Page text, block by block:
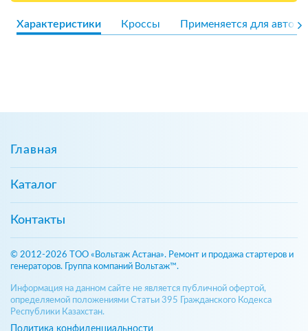
Характеристики Кроссы Применяется для авто
Главная
Каталог
Контакты
© 2012-2026 ТОО «Вольтаж Астана». Ремонт и продажа стартеров и
генераторов. Группа компаний Вольтаж™.
Информация на данном сайте не является публичной офертой,
определяемой положениями Статьи 395 Гражданского Кодекса
Республики Казахстан.
Политика конфиденциальности